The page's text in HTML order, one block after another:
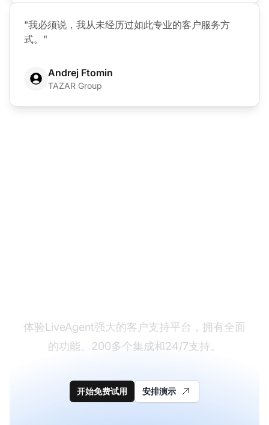
"我必须说，我从未经历过如此专业的客户服务方
式。"
Andrej Ftomin
TAZAR Group
体验LiveAgent强大的客户支持平台，拥有全面
的功能、200多个集成和24/7支持。
开始免费试用 安排演示